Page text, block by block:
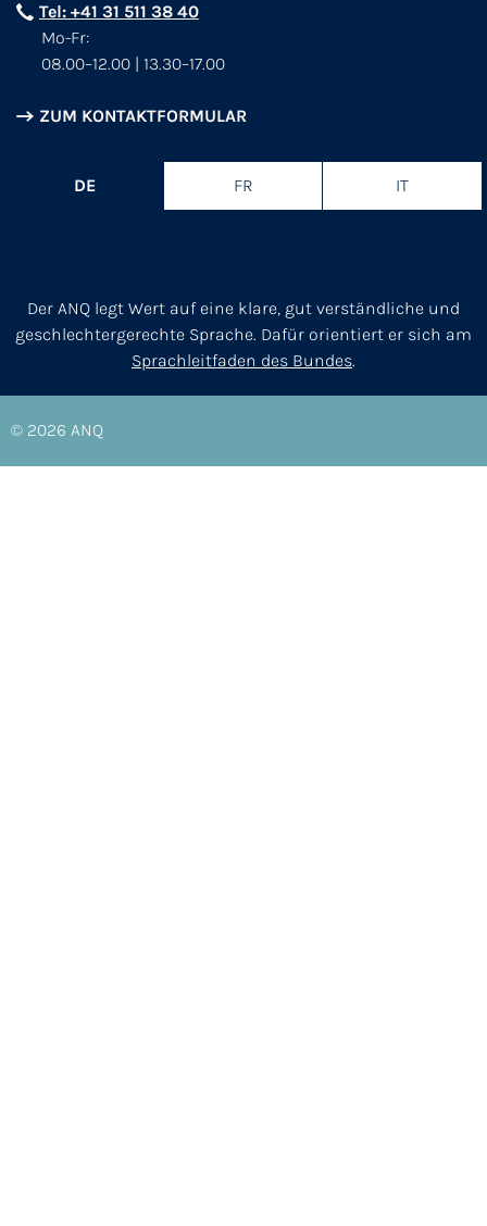
Tel: +41 31 511 38 40
Mo-Fr:
08.00–12.00 | 13.30–17.00
ZUM KONTAKTFORMULAR
DE FR IT
Der ANQ legt Wert auf eine klare, gut verständliche und
geschlechtergerechte Sprache. Dafür orientiert er sich am
Sprachleitfaden des Bundes.
© 2026 ANQ